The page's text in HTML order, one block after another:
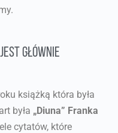
głównie
książką która była
była „Diuna” Franka
cytatów, które